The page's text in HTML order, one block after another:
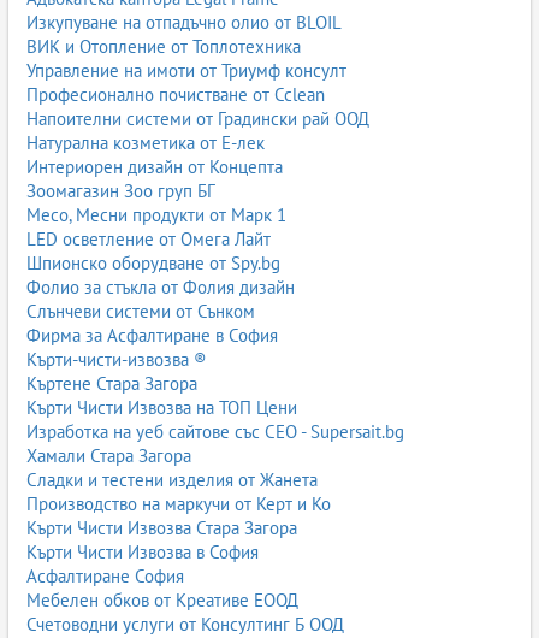
Изкупуване на отпадъчно олио от BLOIL
ВИК и Отопление от Топлотехника
Управление на имоти от Триумф консулт
Професионално почистване от Cclean
Напоителни системи от Градински рай ООД
Натурална козметика от Е-лек
Интериорен дизайн от Концепта
Зоомагазин Зоо груп БГ
Месо, Месни продукти от Марк 1
LED осветление от Омега Лайт
Шпионско оборудване от Spy.bg
Фолио за стъкла от Фолия дизайн
Слънчеви системи от Сънком
Фирма за Асфалтиране в София
Кърти-чисти-извозва ®
Къртене Стара Загора
Кърти Чисти Извозва на ТОП Цени
Изработка на уеб сайтове със СЕО - Supersait.bg
Хамали Стара Загора
Сладки и тестени изделия от Жанета
Производство на маркучи от Керт и Ко
Кърти Чисти Извозва Стара Загора
Кърти Чисти Извозва в София
Асфалтиране София
Мебелен обков от Креативе ЕООД
Счетоводни услуги от Консултинг Б ООД